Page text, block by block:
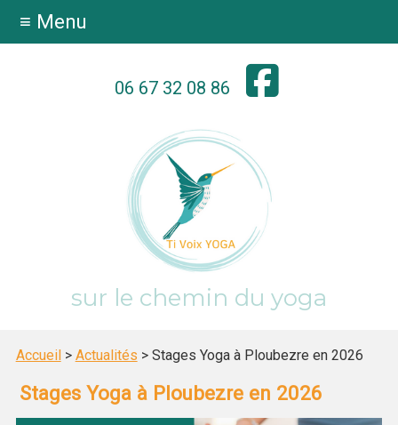
06 67 32 08 86
sur le chemin du yoga
≡ Menu
Accueil > Actualités > Stages Yoga à Ploubezre en 2026
Stages Yoga à Ploubezre en 2026